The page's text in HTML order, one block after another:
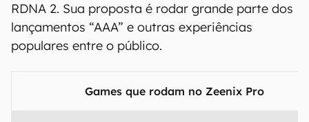
RDNA 2. Sua proposta é rodar grande parte dos
lançamentos “AAA” e outras experiências
populares entre o público.
Games que rodam no Zeenix Pro